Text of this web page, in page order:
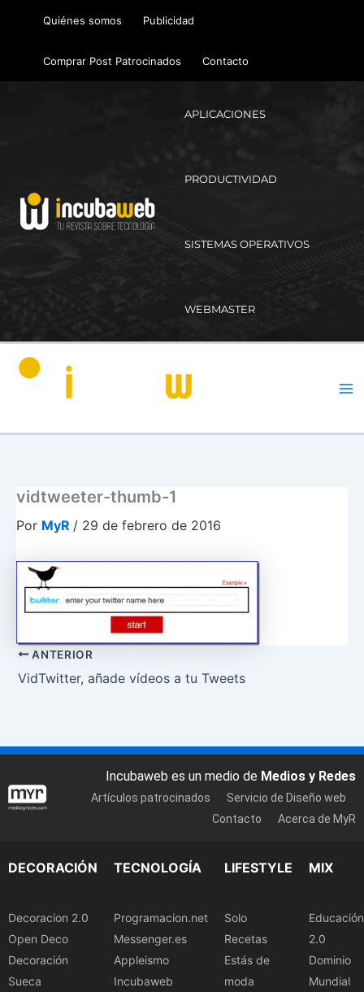
Quiénes somos Publicidad
Comprar Post Patrocinados Contacto
APLICACIONES
PRODUCTIVIDAD
SISTEMAS OPERATIVOS
WEBMASTER
vidtweeter-thumb-1
Por MyR / 29 de febrero de 2016
ANTERIOR
VidTwitter, añade vídeos a tu Tweets
Incubaweb es un medio de Medios y Redes
Artículos patrocinados
Servicio de Diseño web
Contacto
Acerca de MyR
DECORACIÓN
Decoracion 2.0
Open Deco
Decoración
Sueca
TECNOLOGÍA
Programacion.net
Messenger.es
Appleismo
Incubaweb
LIFESTYLE
Solo
Recetas
Estás de
moda
MIX
Educación
2.0
Dominio
Mundial